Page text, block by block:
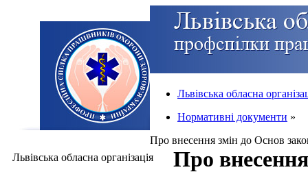
Львівська обласна
Нормативні документи »
Про внесення змін до Основ
Львівська обласна організація
Про